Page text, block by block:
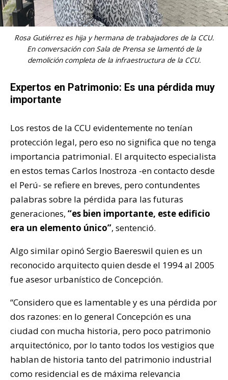
Rosa Gutiérrez es hija y hermana de trabajadores de la CCU.
En conversación con Sala de Prensa se lamentó de la
demolición completa de la infraestructura de la CCU.
Expertos en Patrimonio: Es una pérdida muy
importante
Los restos de la CCU evidentemente no tenían
protección legal, pero eso no significa que no tenga
importancia patrimonial. El arquitecto especialista
en estos temas Carlos Inostroza -en contacto desde
el Perú- se refiere en breves, pero contundentes
palabras sobre la pérdida para las futuras
generaciones, “es bien importante, este edificio
era un elemento único”, sentenció.
Algo similar opinó Sergio Baereswil quien es un
reconocido arquitecto quien desde el 1994 al 2005
fue asesor urbanístico de Concepción.
“Considero que es lamentable y es una pérdida por
dos razones: en lo general Concepción es una
ciudad con mucha historia, pero poco patrimonio
arquitectónico, por lo tanto todos los vestigios que
hablan de historia tanto del patrimonio industrial
como residencial es de máxima relevancia